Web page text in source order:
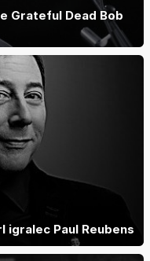
Grateful Dead Bob
igralec Paul Reubens